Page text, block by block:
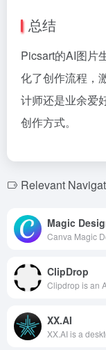
总结
Picsart的AI图片
化了创作流程，
计师还是业余爱
创作方式。
Relevant
Magic
ClipDrop
XX.AI